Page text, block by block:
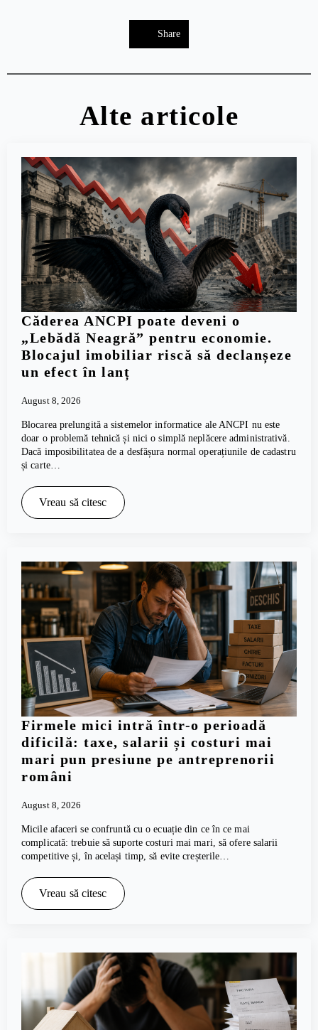
Share
Alte articole
Căderea ANCPI poate deveni o
„Lebădă Neagră” pentru economie.
Blocajul imobiliar riscă să declanșeze
un efect în lanț
August 8, 2026
Blocarea prelungită a sistemelor informatice ale ANCPI nu este
doar o problemă tehnică și nici o simplă neplăcere administrativă.
Dacă imposibilitatea de a desfășura normal operațiunile de cadastru
și carte…
Vreau să citesc
Firmele mici intră într-o perioadă
dificilă: taxe, salarii și costuri mai
mari pun presiune pe antreprenorii
români
August 8, 2026
Micile afaceri se confruntă cu o ecuație din ce în ce mai
complicată: trebuie să suporte costuri mai mari, să ofere salarii
competitive și, în același timp, să evite creșterile…
Vreau să citesc